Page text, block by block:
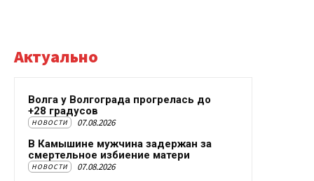
Актуально
Волга у Волгограда прогрелась до
+28 градусов
НОВОСТИ 07.08.2026
В Камышине мужчина задержан за
смертельное избиение матери
НОВОСТИ 07.08.2026